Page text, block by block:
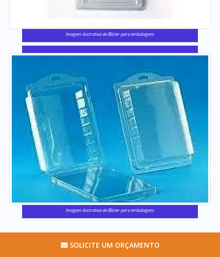
Imagem ilustrativa de Blister para embalagens
Imagem ilustrativa de Blister para embalagens
SOLICITE UM ORÇAMENTO